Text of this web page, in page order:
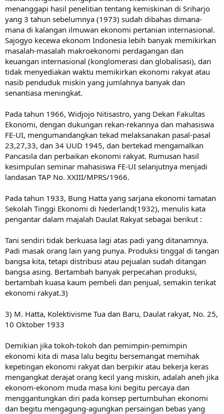
menanggapi hasil penelitian tentang kemiskinan di Sriharjo
yang 3 tahun sebelumnya (1973) sudah dibahas dimana-
mana di kalangan ilmuwan ekonomi pertanian internasional.
Sajogyo kecewa ekonom Indonesia lebih banyak memikirkan
masalah-masalah makroekonomi perdagangan dan
keuangan internasional (konglomerasi dan globalisasi), dan
tidak menyediakan waktu memikirkan ekonomi rakyat atau
nasib penduduk miskin yang jumlahnya banyak dan
senantiasa meningkat.
Pada tahun 1966, Widjojo Nitisastro, yang Dekan Fakultas
Ekonomi, dengan dukungan rekan-rekannya dan mahasiswa
FE-UI, mengumandangkan tekad melaksanakan pasal-pasal
23,27,33, dan 34 UUD 1945, dan bertekad mengamalkan
Pancasila dan perbaikan ekonomi rakyat. Rumusan hasil
kesimpulan seminar mahasiswa FE-UI selanjutnya menjadi
landasan TAP No. XXIII/MPRS/1966.
Pada tahun 1933, Bung Hatta yang sarjana ekonomi tamatan
Sekolah Tinggi Ekonomi di Nederland(1932), menulis kata
pengantar dalam majalah Daulat Rakyat sebagai berikut :
Tani sendiri tidak berkuasa lagi atas padi yang ditanamnya.
Padi masak orang lain yang punya. Produksi tinggal di tangan
bangsa kita, tetapi distribusi atau pejualan sudah ditangan
bangsa asing. Bertambah banyak perpecahan produksi,
bertambah kuasa kaum pembeli dan penjual, semakin terikat
ekonomi rakyat.3)
3) M. Hatta, Kolektivisme Tua dan Baru, Daulat rakyat, No. 25,
10 Oktober 1933
Demikian jika tokoh-tokoh dan pemimpin-pemimpin
ekonomi kita di masa lalu begitu bersemangat memihak
kepetingan ekonomi rakyat dan berpikir atau bekerja keras
mengangkat derajat orang kecil yang miskin, adalah aneh jika
ekonom-ekonom muda masa kini begitu percaya dan
menggantungkan diri pada konsep pertumbuhan ekonomi
dan begitu mengagung-agungkan persaingan bebas yang